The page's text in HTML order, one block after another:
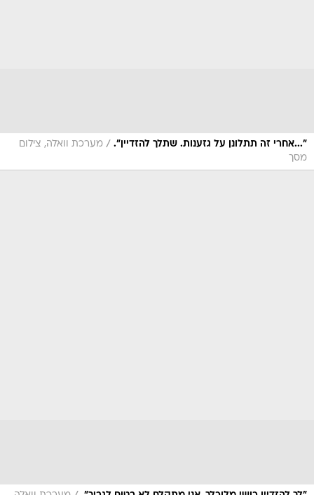
"...אחרי זה תתלונן על גזענות. שתלך להזדיין". / מערכת וואלה, צילום
מסך